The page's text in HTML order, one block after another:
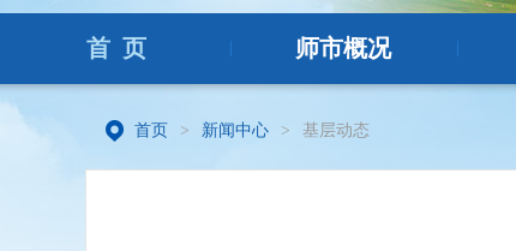
首 页 师市概况
首页 > 新闻中心 > 基层动态